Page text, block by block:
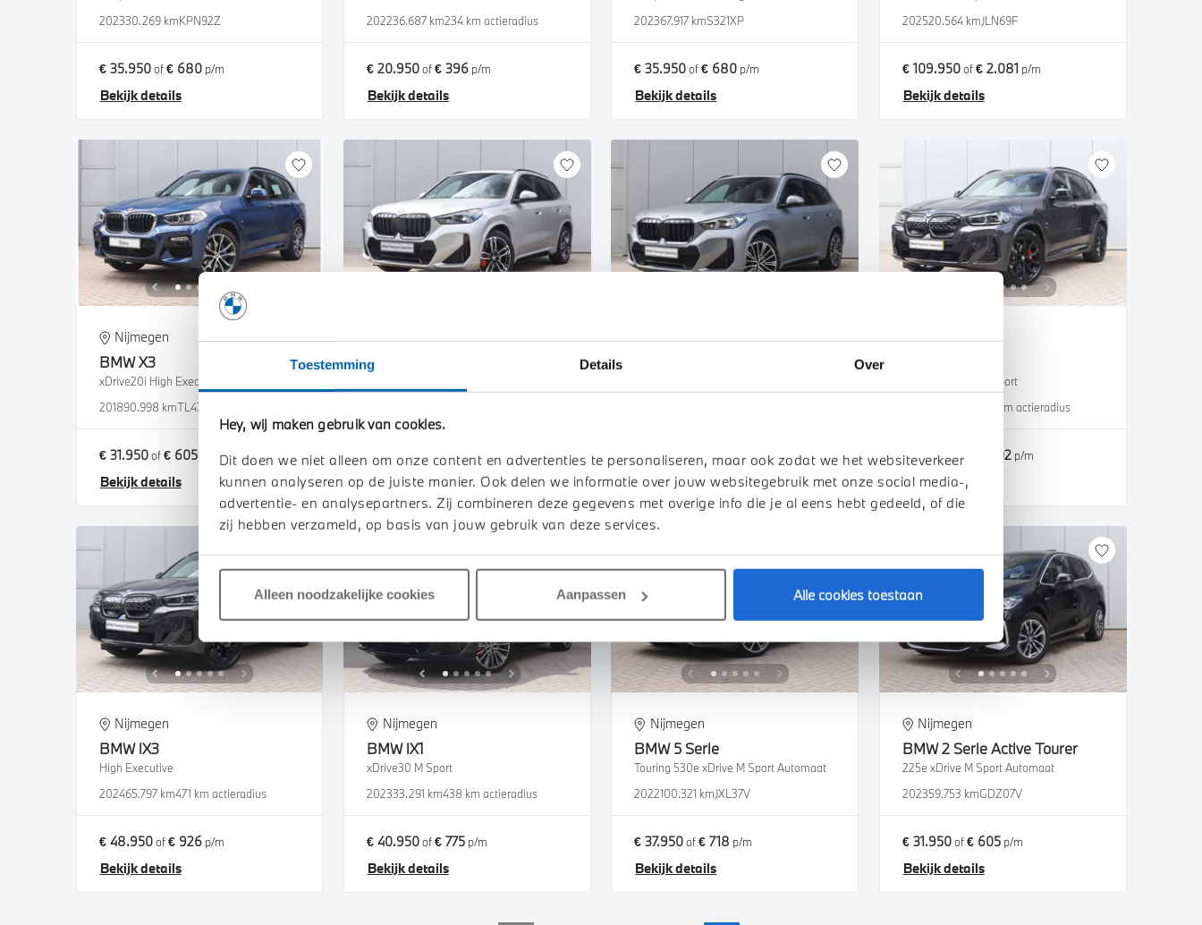
Toestemming Details Over
Hey, wij maken gebruik van cookies.
Dit doen we niet alleen om onze content en advertenties te personaliseren, maar ook zodat we het websiteverkeer
kunnen analyseren op de juiste manier. Ook delen we informatie over jouw websitegebruik met onze social media-,
advertentie- en analysepartners. Zij combineren deze gegevens met overige info die je al eens hebt gedeeld, of die
zij hebben verzameld, op basis van jouw gebruik van deze services.
Alleen noodzakelijke cookies Aanpassen Alle cookies toestaan
202330.269 kmKPN92Z
€ 35.950of€ 680p/m
Bekijk details
202236.687 km234 km actieradius
€ 20.950of€ 396p/m
Bekijk details
202367.917 kmS321XP
€ 35.950of€ 680 p/m
Bekijk details
202520.564 kmJLN69F
€ 109.950of€ 2.081 p/m
Bekijk details
Nijmegen
BMW X3
xDrive20i High Executive Automaat
201890.998 kmTL476S
€ 31.950of€ 605p/m
Bekijk details
Nijmegen
BMW
€ 53.750of € 1.017p/m
Bekijk details
Nijmegen
€ 44.500of€ 842p/m
Bekijk details
Nijmegen
High Executive M Sport
471 km actieradius
€ 52.950of € 1.002p/m
Bekijk details
Nijmegen
BMW iX3
High Executive
202465.797 km471 km actieradius
€ 48.950of€ 926p/m
Bekijk details
Nijmegen
BMW iX1
xDrive30 M Sport
202333.291 km438 km actieradius
€ 40.950of€ 775p/m
Bekijk details
Nijmegen
BMW 5 Serie
Touring 530e xDrive M Sport Automaat
2022100.321 kmJXL37V
€ 37.950of€ 718 p/m
Bekijk details
Nijmegen
BMW 2 Serie Active Tourer
225e xDrive M Sport Automaat
202359.753 kmGDZ07V
€ 31.950of€ 605p/m
Bekijk details